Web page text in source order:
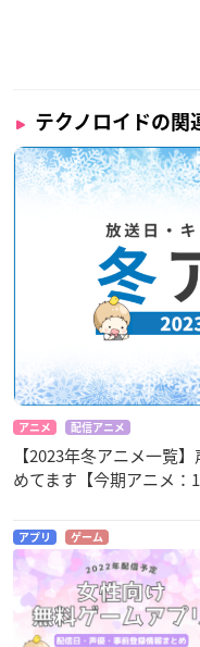
テクノロイドの関
アニメ 配信アニメ
【2023年冬アニメ一覧
めてます【今期アニメ：1
アプリ ゲーム